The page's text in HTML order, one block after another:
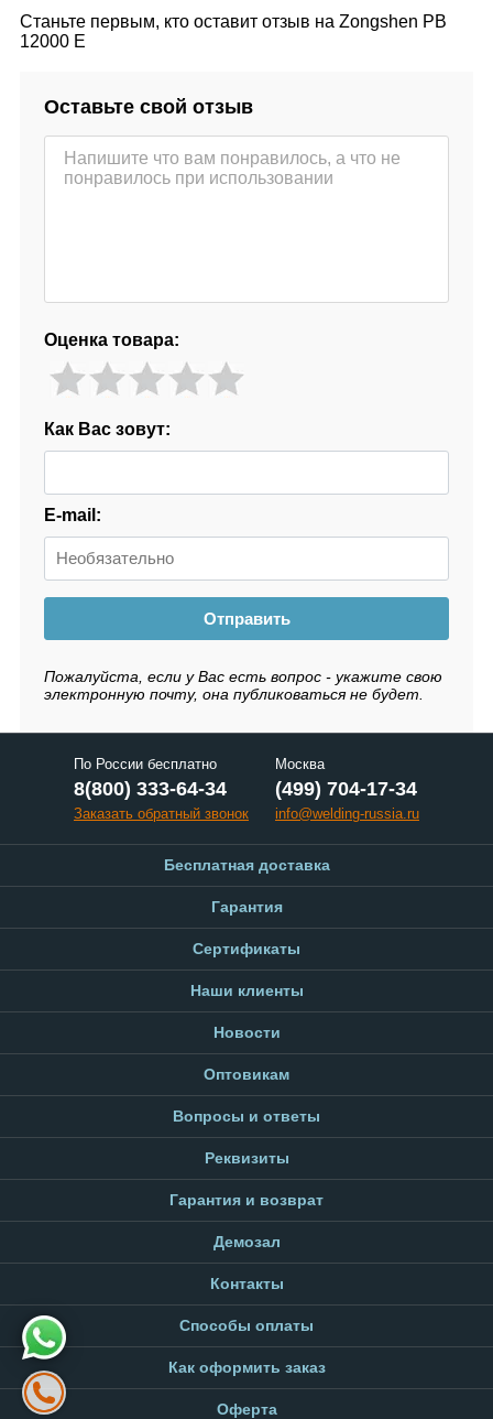
Станьте первым, кто оставит отзыв на Zongshen PB
12000 E
Оставьте свой отзыв
Оценка товара:
Как Вас зовут:
E-mail:
Отправить
Пожалуйста, если у Вас есть вопрос - укажите свою
электронную почту, она публиковаться не будет.
По России бесплатно
8(800) 333-64-34
Заказать обратный звонок
Москва
(499) 704-17-34
info@welding-russia.ru
Бесплатная доставка
Гарантия
Сертификаты
Наши клиенты
Новости
Оптовикам
Вопросы и ответы
Реквизиты
Гарантия и возврат
Демозал
Контакты
Способы оплаты
Как оформить заказ
Оферта